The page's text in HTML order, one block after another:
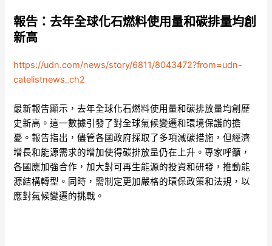
報告：去年全球化石燃料使用量和碳排量均創
新高
https://udn.com/news/story/6811/8043472?from=udn-
catelistnews_ch2
最新報告顯示，去年全球化石燃料使用量和碳排放量均創歷
史新高。這一數據引發了對全球氣候變遷和環境保護的擔
憂。報告指出，儘管各國政府採取了多項減碳措施，但經濟
增長和能源需求的增加使得碳排放量仍在上升。專家呼籲，
各國應加強合作，加大對可再生能源的投資和研發，推動能
源結構轉型。同時，需制定更加嚴格的環保政策和法規，以
應對氣候變遷的挑戰。